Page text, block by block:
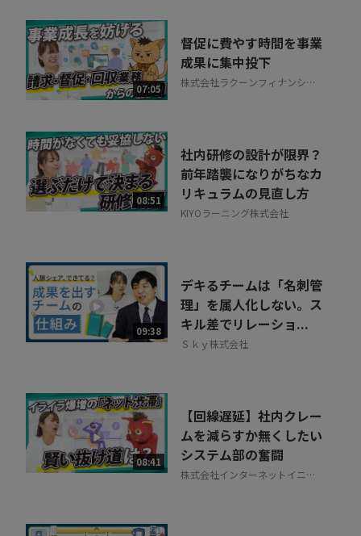
07:05
督促に費やす時間を事業
成果に集中投下
株式会社ラクーンフィナンシャ
08:51
社内研修の設計が限界？
前年踏襲になりがちなカ
リキュラムの見直し方
KIYOラーニング株式会社
09:38
デキるチームは「名刺管
理」を属人化しない。ス
キル差でリレーショ...
Ｓｋｙ株式会社
08:41
【回線遅延】社内クレー
ムを減らすか無くしたい
システム部の奮闘
株式会社インターネットイニシ